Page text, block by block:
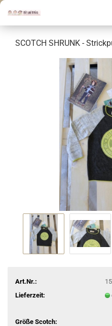
SCOTCH SHRUNK -
Art.Nr.:
Lieferzeit:
Größe Scotch: